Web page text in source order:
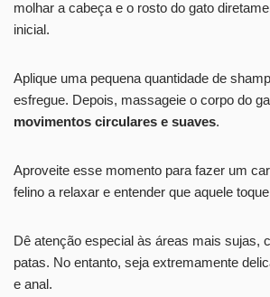
molhar a cabeça e o rosto do gato
inicial.
Aplique uma pequena quantidade de
esfregue. Depois, massageie o corpo do
movimentos circulares e suaves.
Aproveite esse momento para fazer um
felino a relaxar e entender que aquele
Dê atenção especial às áreas mais sujas,
patas. No entanto, seja extremamente
e anal.